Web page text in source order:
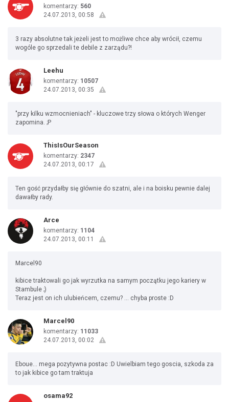
komentarzy: 560
24.07.2013, 00:58
3 razy absolutne tak jeżeli jest to możliwe chce aby wrócił, czemu
wogóle go sprzedali te debile z zarządu?!
Leehu
komentarzy: 10507
24.07.2013, 00:35
"przy kilku wzmocnieniach" - kluczowe trzy słowa o których Wenger
zapomina. ;P
ThisIsOurSeason
komentarzy: 2347
24.07.2013, 00:17
Ten gość przydałby się głównie do szatni, ale i na boisku pewnie dalej
dawałby rady.
Arce
komentarzy: 1104
24.07.2013, 00:11
Marcel90
kibice traktowali go jak wyrzutka na samym początku jego kariery w
Stambule ;)
Teraz jest on ich ulubieńcem, czemu? ... chyba proste :D
Marcel90
komentarzy: 11033
24.07.2013, 00:02
Eboue... mega pozytywna postac :D Uwielbiam tego goscia, szkoda za
to jak kibice go tam traktuja
osama92